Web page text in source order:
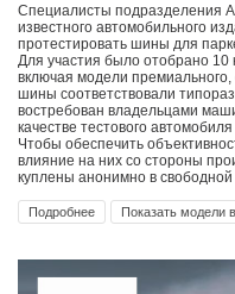
Специалисты подразделения
известного автомобильного
протестировать шины для
Для участия было отобрано 10
включая модели
шины соответствовали
востребован владельцами
качестве тестового
Чтобы обеспечить
влияние на них со стороны
куплены анонимно в
Подробнее Показать модели